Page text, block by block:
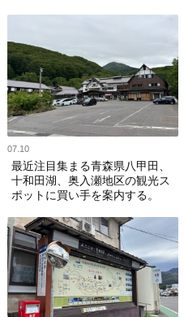
07.10
最近注目集まる青森県八甲田、
十和田湖、奥入瀬地区の観光ス
ポットに買い手を案内する。